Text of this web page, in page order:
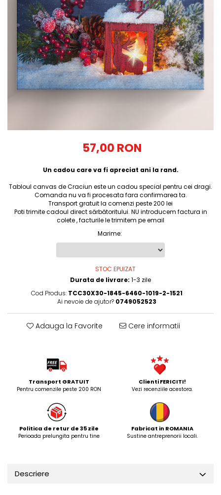
Tricouri Diverse
Tricouri Azi esti Tanar si maine...
Tricouri Motivationale
Tricouri Mamici
Tricouri Pensionari
Tricouri Animalute
Tricouri Stari
Tricouri Zicale Romanesti
Tricouri Copii
57,00 RON
Un cadou care va fi apreciat ani la rand.
Tabloul canvas de Craciun este un cadou special pentru cei dragi.
Comanda nu va fi procesata fara confirmarea ta.
Transport gratuit la comenzi peste 200 lei
Poti trimite cadoul direct sărbătoritului. NU introducem factura in
colete , facturile le trimitem pe email
Marime:
STOC EPUIZAT
Durata de livrare: 1-3 zile
Cod Produs: TCC30X30-1845-6460-1019-2-1521
Ai nevoie de ajutor? 0749052523
Adauga la Favorite Cere informatii
Transport GRATUIT
Pentru comenzile peste 200 RON
Clienti FERICITI!
Vezi recenziile acestora.
Politica de retur de 35 zile
Perioada prelungita pentru tine
Fabricat in ROMANIA
Sustine antreprenorii locali.
Descriere